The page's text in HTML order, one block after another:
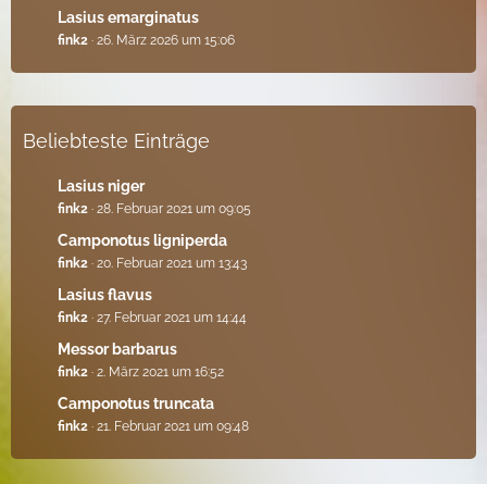
Lasius emarginatus
fink2 26. März 2026 um 15:06
Beliebteste Einträge
Lasius niger
fink2 28. Februar 2021 um 09:05
Camponotus ligniperda
fink2 20. Februar 2021 um 13:43
Lasius flavus
fink2 27. Februar 2021 um 14:44
Messor barbarus
fink2 2. März 2021 um 16:52
Camponotus truncata
fink2 21. Februar 2021 um 09:48